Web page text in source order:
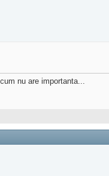
nu are importanta...